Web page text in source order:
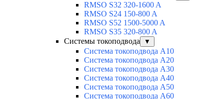
RMSO S32 320-1600 A
RMSO S24 150-800 A
RMSO S52 1500-5000 A
RMSO S35 320-800 A
Системы токоподвода
▼
Система токоподвода А10
Система токоподвода А20
Система токоподвода А30
Система токоподвода А40
Система токоподвода А50
Система токоподвода А60